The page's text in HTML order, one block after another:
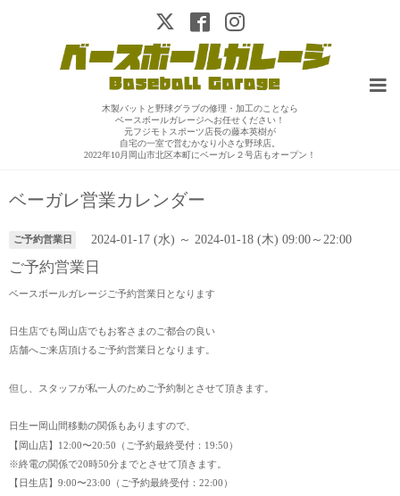
木製バットと野球グラブの修理・加工のことなら
ベースボールガレージへお任せください！
元フジモトスポーツ店長の藤本英樹が
自宅の一室で営むかなり小さな野球店。
2022年10月岡山市北区本町にベーガレ２号店もオープン！
ベーガレ営業カレンダー
ご予約営業日 2024-01-17 (水) ～ 2024-01-18 (木) 09:00～22:00
ご予約営業日
ベースボールガレージご予約営業日となります
日生店でも岡山店でもお客さまのご都合の良い
店舗へご来店頂けるご予約営業日となります。
但し、スタッフが私一人のためご予約制とさせて頂きます。
日生ー岡山間移動の関係もありますので、
【岡山店】12:00〜20:50（ご予約最終受付：19:50）
※終電の関係で20時50分までとさせて頂きます。
【日生店】9:00〜23:00（ご予約最終受付：22:00）